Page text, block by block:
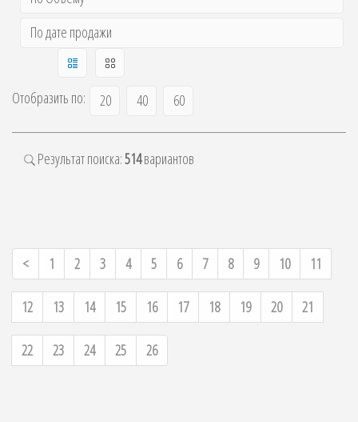
По дате продажи
Отобразить по: 20 40 60
Результат поиска:514вариантов
<Previous
1 2 3 4 5 6 7 8 9 10 11
12 13 14 15 16 17 18 19 20 21
22 23 24 25 26